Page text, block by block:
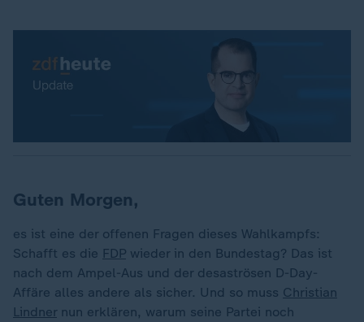
Guten Morgen,
es ist eine der offenen Fragen dieses Wahlkampfs:
Schafft es die FDP wieder in den Bundestag? Das ist
nach dem Ampel-Aus und der desaströsen D-Day-
Affäre alles andere als sicher. Und so muss Christian
Lindner nun erklären, warum seine Partei noch